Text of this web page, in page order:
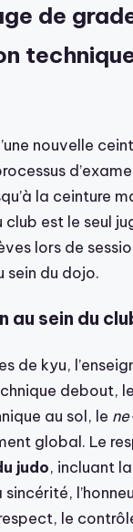
de
nouvelle
la ceinture
est le seul
lors de
sein du dojo.
au sein du
de kyu,
debout, le
au sol, le
global. Le
judo, incluant
le